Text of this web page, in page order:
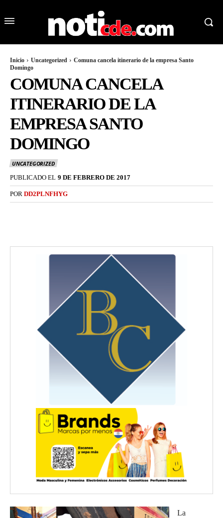
Inicio Uncategorized
Comuna cancela itinerario de la empresa Santo
Domingo
COMUNA CANCELA
ITINERARIO DE LA
EMPRESA SANTO
DOMINGO
UNCATEGORIZED
PUBLICADO EL 9 DE FEBRERO DE 2017
POR DD2PLNFHYG
La